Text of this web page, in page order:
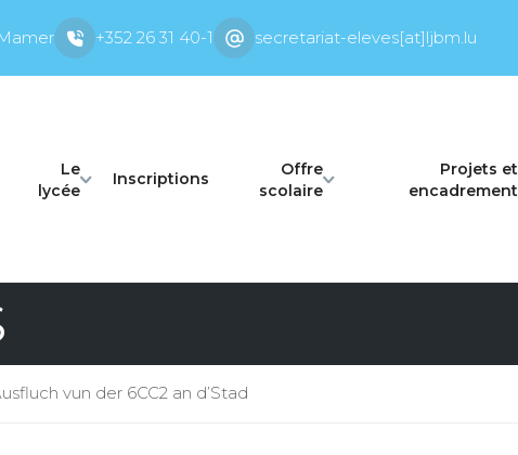
+352 26 31 40-1 secretariat-eleves[at]ljbm.lu
Le
lycée
Inscriptions
Offre
scolaire
Projets et
encadrement
vun der 6CC2 an d’Stad